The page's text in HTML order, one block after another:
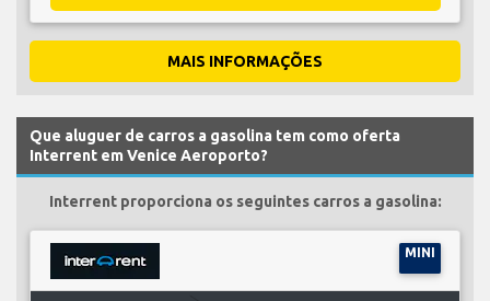
MAIS INFORMAÇÕES
Que aluguer de carros a gasolina tem como oferta
Interrent em Venice Aeroporto?
Interrent proporciona os seguintes carros a gasolina:
MINI